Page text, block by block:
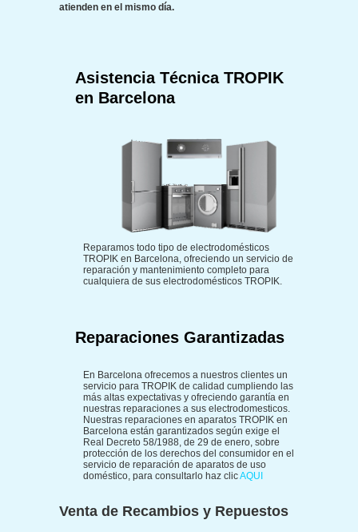
atienden en el mismo día.
Asistencia Técnica TROPIK
en Barcelona
Reparamos todo tipo de electrodomésticos
TROPIK en Barcelona, ofreciendo un servicio de
reparación y mantenimiento completo para
cualquiera de sus electrodomésticos TROPIK.
Reparaciones Garantizadas
En Barcelona ofrecemos a nuestros clientes un
servicio para TROPIK de calidad cumpliendo las
más altas expectativas y ofreciendo garantía en
nuestras reparaciones a sus electrodomesticos.
Nuestras reparaciones en aparatos TROPIK en
Barcelona están garantizados según exige el
Real Decreto 58/1988, de 29 de enero, sobre
protección de los derechos del consumidor en el
servicio de reparación de aparatos de uso
doméstico, para consultarlo haz clicAQUI
Venta de Recambios y Repuestos